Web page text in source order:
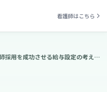
看護師はこちら
診療圏と給与相場の分析から導く、看護師採用を成功させる給与設定の考え方【医療機関向け】